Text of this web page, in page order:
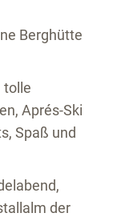
Berghütte
tolle
Aprés-Ski
Spaß und
der